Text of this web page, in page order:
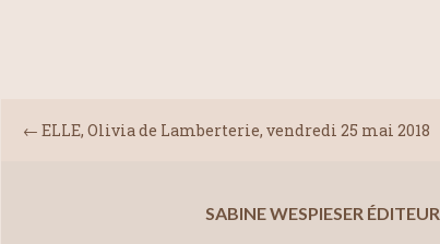
← ELLE, Olivia de Lamberterie, vendredi 25 mai 2018
SABINE WESPIESER ÉDITEUR